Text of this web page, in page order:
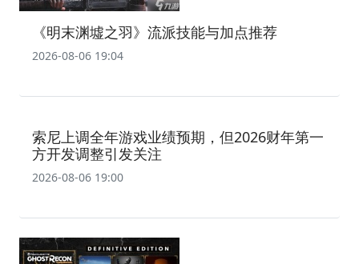
《明末渊墟之羽》流派技能与加点推荐
2026-08-06 19:04
索尼上调全年游戏业绩预期，但2026财年第一
方开发调整引发关注
2026-08-06 19:00